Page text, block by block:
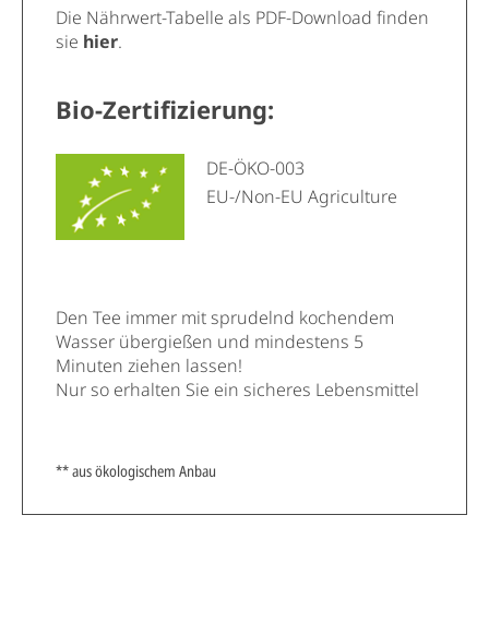
Die Nährwert-Tabelle als PDF-Download finden
sie hier.
Bio-Zertifizierung:
DE-ÖKO-003
EU-/Non-EU Agriculture
Den Tee immer mit sprudelnd kochendem
Wasser übergießen und mindestens 5
Minuten ziehen lassen!
Nur so erhalten Sie ein sicheres Lebensmittel
** aus ökologischem Anbau